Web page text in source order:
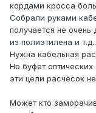
кордами кросса
Собрали руками
получается не
из полиэтилена и т.д..
Нужна кабельная
Но буфет
эти цели расчёсок
Может кто